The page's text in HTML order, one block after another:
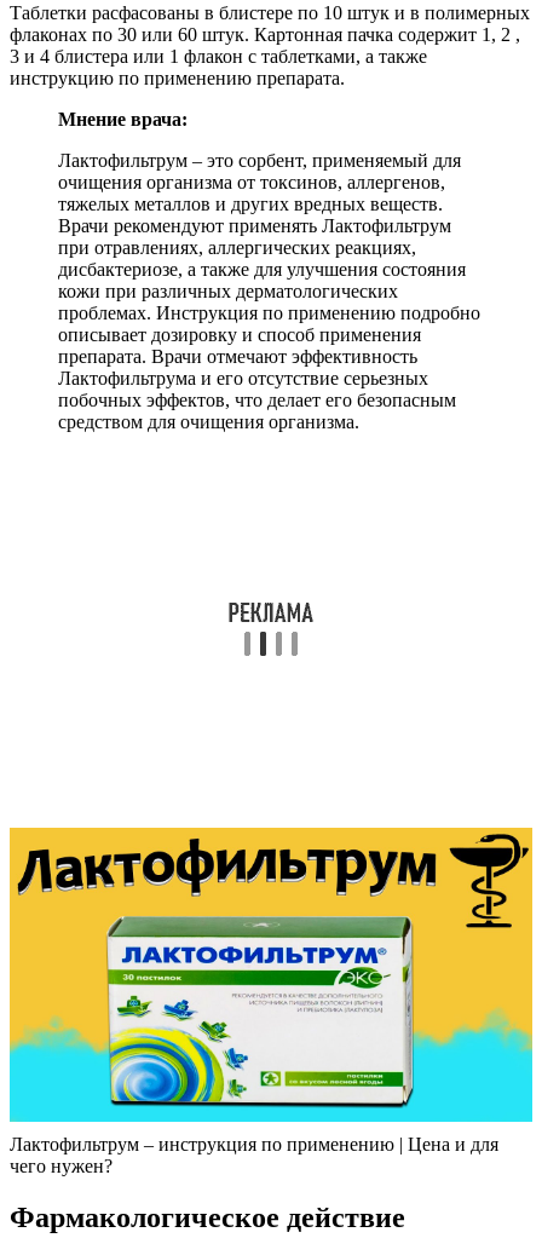
Таблетки расфасованы в блистере по 10 штук и в полимерных
флаконах по 30 или 60 штук. Картонная пачка содержит 1, 2 ,
3 и 4 блистера или 1 флакон с таблетками, а также
инструкцию по применению препарата.
Мнение врача:
Лактофильтрум – это сорбент, применяемый для
очищения организма от токсинов, аллергенов,
тяжелых металлов и других вредных веществ.
Врачи рекомендуют применять Лактофильтрум
при отравлениях, аллергических реакциях,
дисбактериозе, а также для улучшения состояния
кожи при различных дерматологических
проблемах. Инструкция по применению подробно
описывает дозировку и способ применения
препарата. Врачи отмечают эффективность
Лактофильтрума и его отсутствие серьезных
побочных эффектов, что делает его безопасным
средством для очищения организма.
Лактофильтрум – инструкция по применению | Цена и для
чего нужен?
Фармакологическое действие